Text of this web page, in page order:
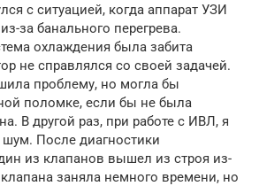
с ситуацией, когда аппарат УЗИ
за банального перегрева.
охлаждения была забита
не справлялся со своей задачей.
проблему, но могла бы
поломке, если бы не была
В другой раз, при работе с ИВЛ, я
После диагностики
из клапанов вышел из строя из-
заняла немного времени, но